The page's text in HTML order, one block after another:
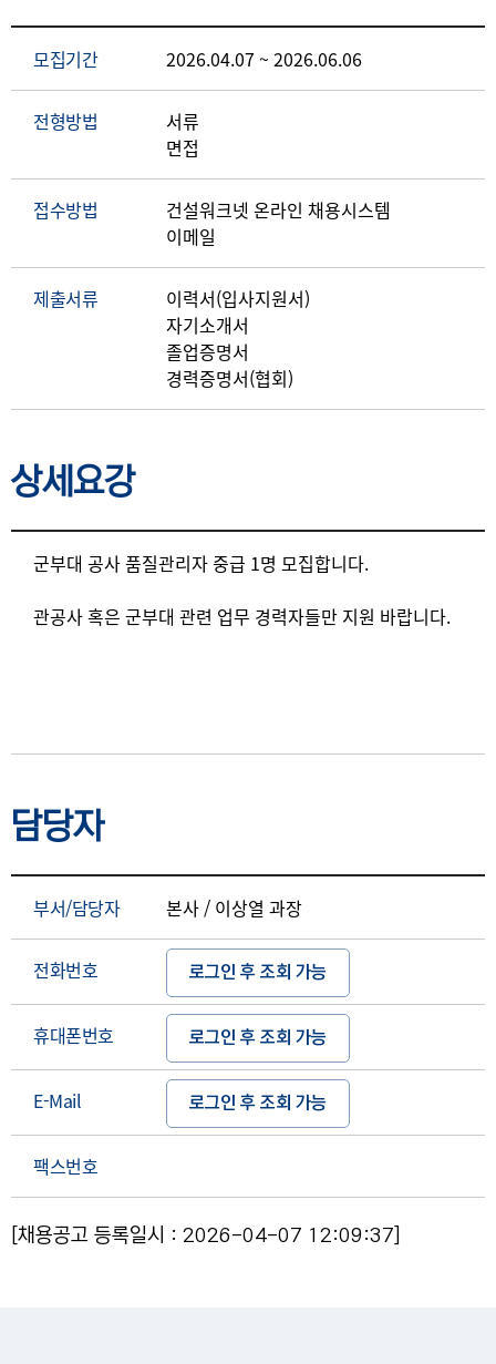
모집기간 2026.04.07 ~ 2026.06.06
전형방법
서류
면접
접수방법
건설워크넷 온라인 채용시스템
이메일
제출서류
이력서(입사지원서)
자기소개서
졸업증명서
경력증명서(협회)
상세요강
상세요강
군부대 공사 품질관리자 중급 1명 모집합니다.
관공사 혹은 군부대 관련 업무 경력자들만 지원 바랍니다.
담당자
부서/담당자 본사 / 이상열 과장
전화번호 로그인 후 조회 가능
휴대폰번호 로그인 후 조회 가능
E-Mail 로그인 후 조회 가능
팩스번호
[채용공고 등록일시 : 2026-04-07 12:09:37]